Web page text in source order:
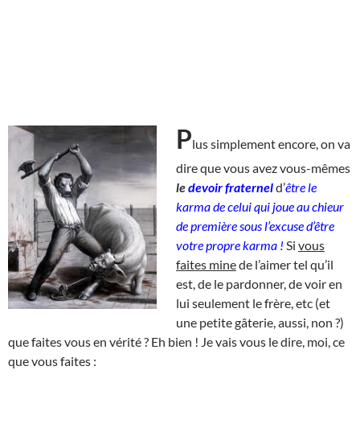
Plus simplement encore, on va
dire que vous avez vous-mêmes
ledevoir fraterneld’être le
karma de celui qui joue au chieur
de première sous l’excuse d’être
votre propre karma ! Si vous
faites minede l’aimer tel qu’il
est, de le pardonner, de voir en
lui seulement le frère, etc (et
une petite gâterie, aussi, non ?)
que faites vous en vérité ? Eh bien ! Je vais vous le dire, moi, ce
que vous faites :